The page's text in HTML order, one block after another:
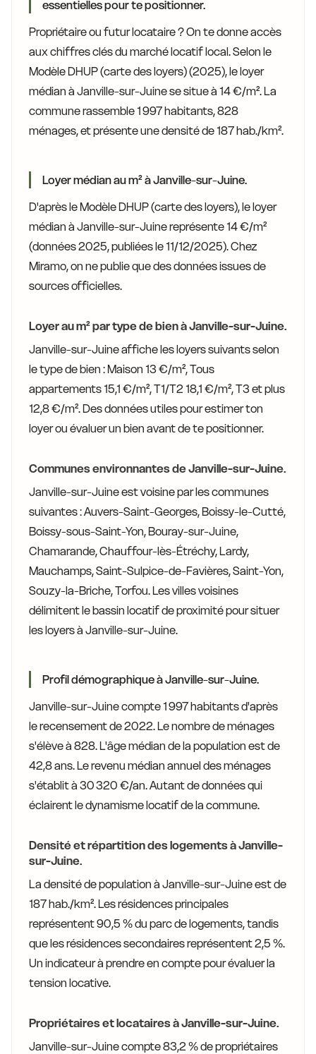
essentielles pour te positionner.
Propriétaire ou futur locataire ? On te donne accès
aux chiffres clés du marché locatif local. Selon le
Modèle DHUP (carte des loyers) (2025), le loyer
médian à Janville-sur-Juine se situe à 14 €/m². La
commune rassemble 1 997 habitants, 828
ménages, et présente une densité de 187 hab./km².
Loyer médian au m² à Janville-sur-Juine.
D'après le Modèle DHUP (carte des loyers), le loyer
médian à Janville-sur-Juine représente 14 €/m²
(données 2025, publiées le 11/12/2025). Chez
Miramo, on ne publie que des données issues de
sources officielles.
Loyer au m² par type de bien à Janville-sur-Juine.
Janville-sur-Juine affiche les loyers suivants selon
le type de bien : Maison 13 €/m², Tous
appartements 15,1 €/m², T1/T2 18,1 €/m², T3 et plus
12,8 €/m². Des données utiles pour estimer ton
loyer ou évaluer un bien avant de te positionner.
Communes environnantes de Janville-sur-Juine.
Janville-sur-Juine est voisine par les communes
suivantes : Auvers-Saint-Georges, Boissy-le-Cutté,
Boissy-sous-Saint-Yon, Bouray-sur-Juine,
Chamarande, Chauffour-lès-Étréchy, Lardy,
Mauchamps, Saint-Sulpice-de-Favières, Saint-Yon,
Souzy-la-Briche, Torfou. Les villes voisines
délimitent le bassin locatif de proximité pour situer
les loyers à Janville-sur-Juine.
Profil démographique à Janville-sur-Juine.
Janville-sur-Juine compte 1 997 habitants d'après
le recensement de 2022. Le nombre de ménages
s'élève à 828. L'âge médian de la population est de
42,8 ans. Le revenu médian annuel des ménages
s'établit à 30 320 €/an. Autant de données qui
éclairent le dynamisme locatif de la commune.
Densité et répartition des logements à Janville-
sur-Juine.
La densité de population à Janville-sur-Juine est de
187 hab./km². Les résidences principales
représentent 90,5 % du parc de logements, tandis
que les résidences secondaires représentent 2,5 %.
Un indicateur à prendre en compte pour évaluer la
tension locative.
Propriétaires et locataires à Janville-sur-Juine.
Janville-sur-Juine compte 83,2 % de propriétaires